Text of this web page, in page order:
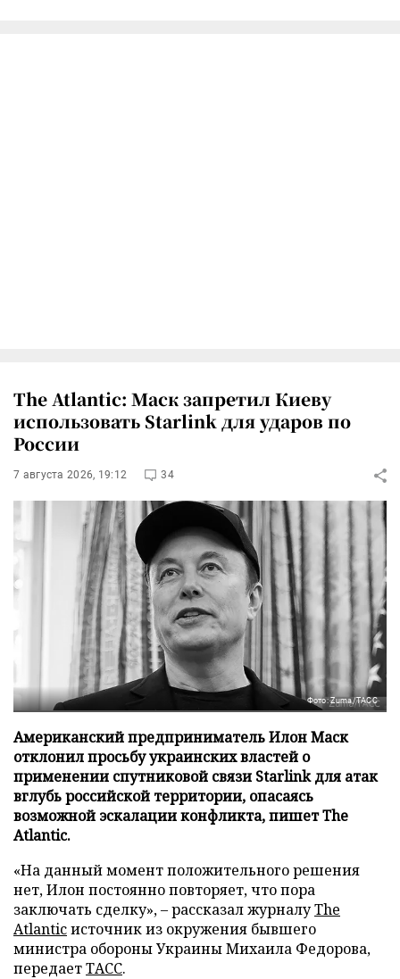
The Atlantic: Маск запретил Киеву
использовать Starlink для ударов по
России
7 августа 2026, 19:12 34
Фото: Zuma/ТАСС
Американский предприниматель Илон Маск
отклонил просьбу украинских властей о
применении спутниковой связи Starlink для атак
вглубь российской территории, опасаясь
возможной эскалации конфликта, пишет The
Atlantic.
«На данный момент положительного решения
нет, Илон постоянно повторяет, что пора
заключать сделку», – рассказал журналуThe
Atlanticисточник из окружения бывшего
министра обороны Украины Михаила Федорова,
передаетТАСС.